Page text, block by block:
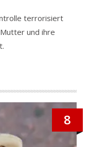
terrorisiert
und ihre
8